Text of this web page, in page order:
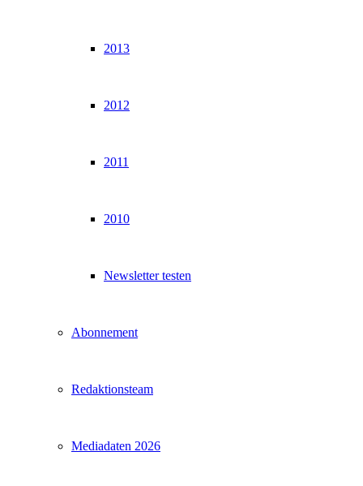
2013
2012
2011
2010
Newsletter testen
Abonnement
Redaktionsteam
Mediadaten 2026